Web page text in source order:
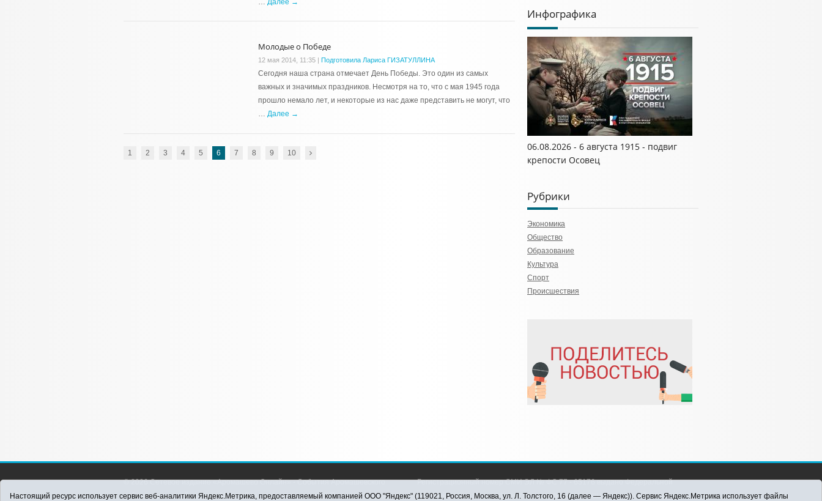
… Далее →
Молодые о Победе
12 мая 2014, 11:35 | Подготовила Лариса ГИЗАТУЛЛИНА
Сегодня наша страна отмечает День Победы. Это один из самых
важных и значимых праздников. Несмотря на то, что с мая 1945 года
прошло немало лет, и некоторые из нас даже представить не могут, что
… Далее →
1 2 3 4 5 6 7 8 9 10
Инфографика
06.08.2026 - 6 августа 1915 - подвиг
крепости Осовец
Рубрики
Экономика
Общество
Образование
Культура
Спорт
Происшествия
© 2026 Сетевое издание «Аромашево Онлайн» - События Аромашевского
района. Для детей старше 16 лет. Все права защищены © При использовании
Регистрационный номер СМИ ЭЛ № ФС 77 - 65176 выдано Федеральной
службой по надзору в сфере связи, информационных технологий и массовых
Настоящий ресурс использует сервис веб-аналитики Яндекс.Метрика, предоставляемый компанией ООО "Яндекс" (119021, Россия, Москва, ул. Л. Толстого, 16 (далее — Яндекс)). Сервис Яндекс.Метрика использует файлы